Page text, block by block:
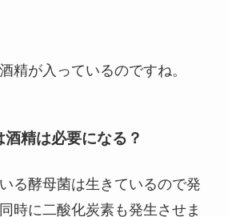
精が入っているのですね。
精は必要になる？
る酵母菌は生きているので発
時に二酸化炭素も発生させま